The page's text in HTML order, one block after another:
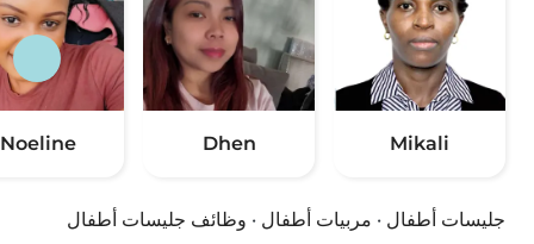
Mikali
Dhen
Noeline
جليسات أطفال · مربيات أطفال · وظائف جليسات أطفال